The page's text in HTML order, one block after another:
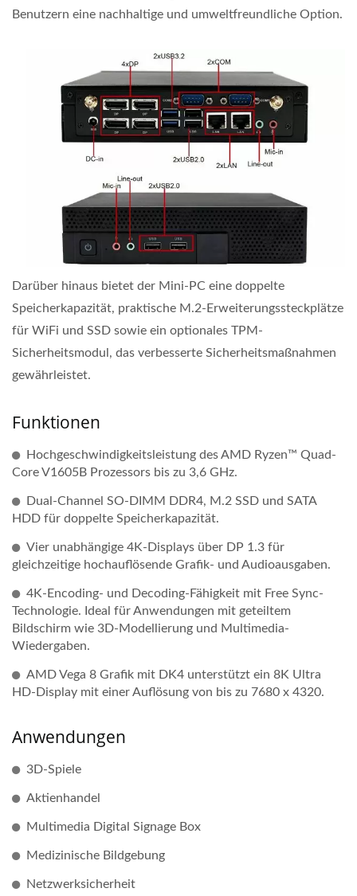
Benutzern eine nachhaltige und umweltfreundliche Option.
Darüber hinaus bietet der Mini-PC eine doppelte
Speicherkapazität, praktische M.2-Erweiterungssteckplätze
für WiFi und SSD sowie ein optionales TPM-
Sicherheitsmodul, das verbesserte Sicherheitsmaßnahmen
gewährleistet.
Funktionen
Hochgeschwindigkeitsleistung des AMD Ryzen™ Quad-
Core V1605B Prozessors bis zu 3,6 GHz.
Dual-Channel SO-DIMM DDR4, M.2 SSD und SATA
HDD für doppelte Speicherkapazität.
Vier unabhängige 4K-Displays über DP 1.3 für
gleichzeitige hochauflösende Grafik- und Audioausgaben.
4K-Encoding- und Decoding-Fähigkeit mit Free Sync-
Technologie. Ideal für Anwendungen mit geteiltem
Bildschirm wie 3D-Modellierung und Multimedia-
Wiedergaben.
AMD Vega 8 Grafik mit DK4 unterstützt ein 8K Ultra
HD-Display mit einer Auflösung von bis zu 7680 x 4320.
Anwendungen
3D-Spiele
Aktienhandel
Multimedia Digital Signage Box
Medizinische Bildgebung
Netzwerksicherheit